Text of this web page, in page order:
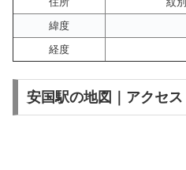
緯度
経度
安国駅の地図｜アクセス